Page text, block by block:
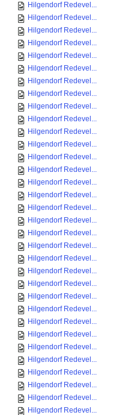
Hilgendorf Redevel...
Hilgendorf Redevel...
Hilgendorf Redevel...
Hilgendorf Redevel...
Hilgendorf Redevel...
Hilgendorf Redevel...
Hilgendorf Redevel...
Hilgendorf Redevel...
Hilgendorf Redevel...
Hilgendorf Redevel...
Hilgendorf Redevel...
Hilgendorf Redevel...
Hilgendorf Redevel...
Hilgendorf Redevel...
Hilgendorf Redevel...
Hilgendorf Redevel...
Hilgendorf Redevel...
Hilgendorf Redevel...
Hilgendorf Redevel...
Hilgendorf Redevel...
Hilgendorf Redevel...
Hilgendorf Redevel...
Hilgendorf Redevel...
Hilgendorf Redevel...
Hilgendorf Redevel...
Hilgendorf Redevel...
Hilgendorf Redevel...
Hilgendorf Redevel...
Hilgendorf Redevel...
Hilgendorf Redevel...
Hilgendorf Redevel...
Hilgendorf Redevel...
Hilgendorf Redevel...